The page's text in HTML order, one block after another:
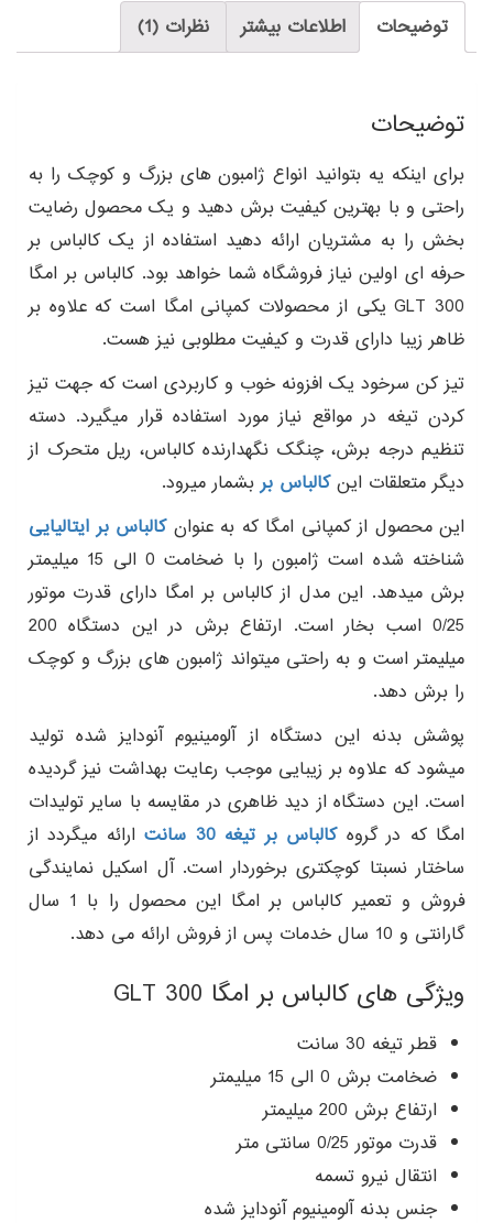
توضیحات اطلاعات بیشتر نظرات (1)
توضیحات
برای اینکه یه بتوانید انواع ژامبون های بزرگ و کوچک را به
راحتی و با بهترین کیفیت برش دهید و یک محصول رضایت
بخش را به مشتریان ارائه دهید استفاده از یک کالباس بر
حرفه ای اولین نیاز فروشگاه شما خواهد بود. کالباس بر امگا
GLT 300 یکی از محصولات کمپانی امگا است که علاوه بر
ظاهر زیبا دارای قدرت و کیفیت مطلوبی نیز هست.
تیز کن سرخود یک افزونه خوب و کاربردی است که جهت تیز
کردن تیغه در مواقع نیاز مورد استفاده قرار میگیرد. دسته
تنظیم درجه برش، چنگک نگهدارنده کالباس، ریل متحرک از
دیگر متعلقات اینکالباس بربشمار میرود.
این محصول از کمپانی امگا که به عنوانکالباس بر ایتالیایی
شناخته شده است ژامبون را با ضخامت 0 الی 15 میلیمتر
برش میدهد. این مدل از کالباس بر امگا دارای قدرت موتور
0/25 اسب بخار است. ارتفاع برش در این دستگاه 200
میلیمتر است و به راحتی میتواند ژامبون های بزرگ و کوچک
را برش دهد.
پوشش بدنه این دستگاه از آلومینیوم آنودایز شده تولید
میشود که علاوه بر زیبایی موجب رعایت بهداشت نیز گردیده
است. این دستگاه از دید ظاهری در مقایسه با سایر تولیدات
امگا که در گروهکالباس بر تیغه 30 سانت
ارائه میگردد از
ساختار نسبتا کوچکتری برخوردار است. آل اسکیل نمایندگی
فروش و تعمیر کالباس بر امگا این محصول را با 1 سال
گارانتی و 10 سال خدمات پس از فروش ارائه می دهد.
ویژگی های کالباس بر امگا GLT 300
قطر تیغه 30 سانت
ضخامت برش 0 الی 15 میلیمتر
ارتفاع برش 200 میلیمتر
قدرت موتور 0/25 سانتی متر
انتقال نیرو تسمه
جنس بدنه آلومینیوم آنودایز شده